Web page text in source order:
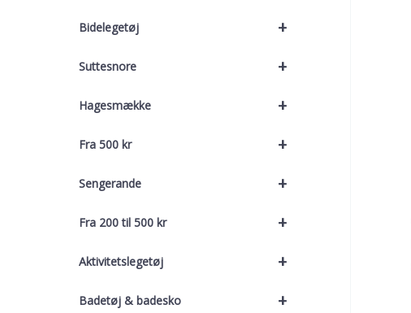
+
Bidelegetøj
+
Suttesnore
+
Hagesmække
+
Fra 500 kr
+
Sengerande
+
Fra 200 til 500 kr
+
Aktivitetslegetøj
+
Badetøj & badesko